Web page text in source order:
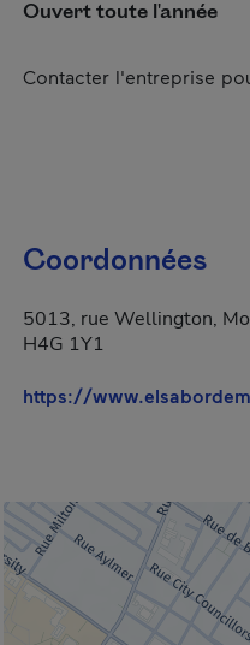
Ouvert toute l'année
Contacter l'entreprise
Coordonnées
5013, rue Wellington,
H4G 1Y1
https://